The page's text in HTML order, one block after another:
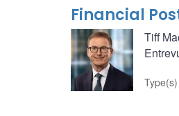
Financial
Tiff